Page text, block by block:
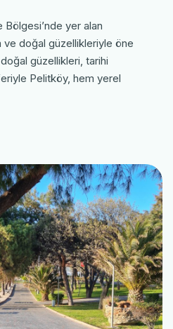
Bölgesi’nde yer alan
ve doğal güzellikleriyle öne
güzellikleri, tarihi
Pelitköy, hem yerel